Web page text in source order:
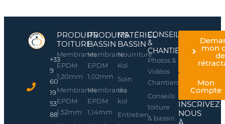
+33
9
60
19
53
88
PRODUITS
TOITURE
Membranes
EPDM
1,20mm
Membranes
EPDM
1,52mm
PRODUITS
BASSIN
Membrane
EPDM
1,02mm
Membranes
EPDM
1,14mm
MATÉRIEL
BASSIN
Nourriture
Koï
Soin
du
koï
Entretien
CONSEILS
&
CHANTIERS
Photos &
Vidéos
Chantiers
Conseils
toiture
& bassin
mon
de
Mon
Compte
INSCRIVEZ-
NOUS
À